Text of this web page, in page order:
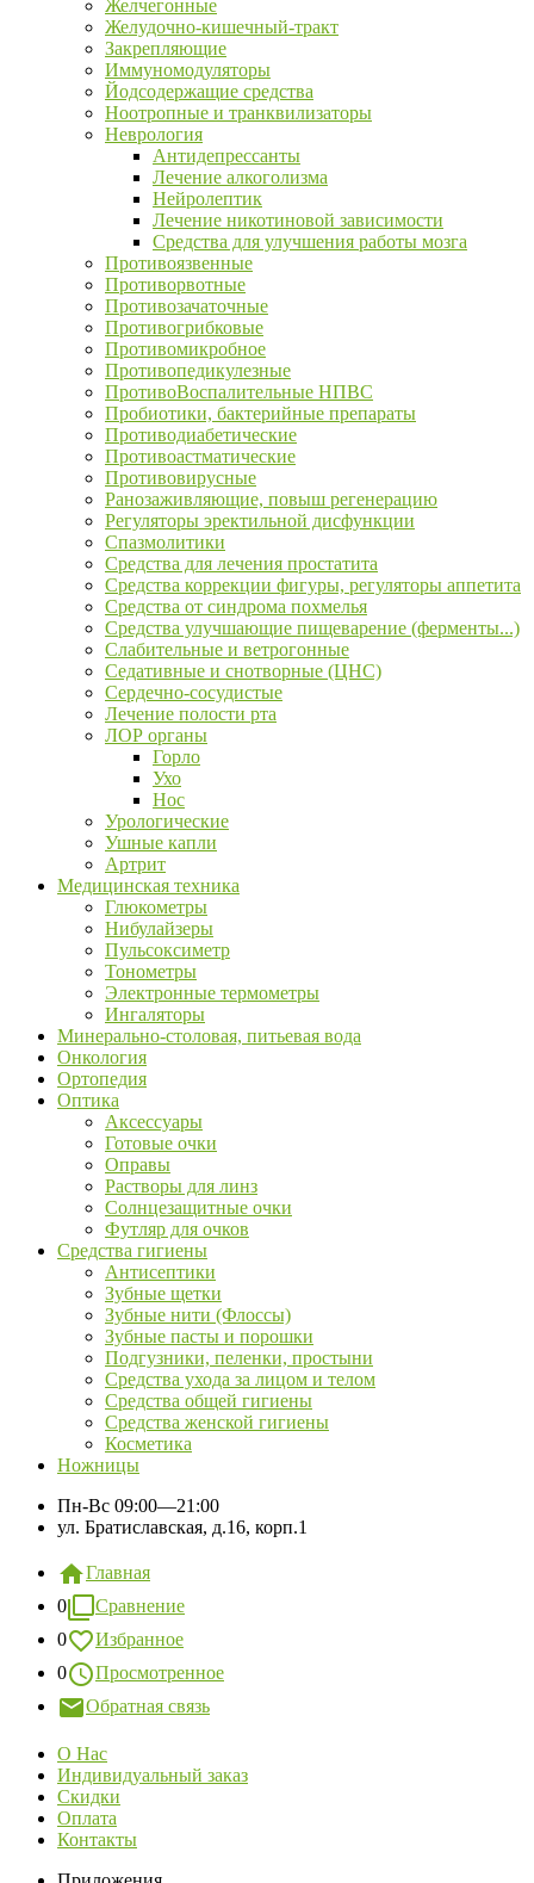
Желчегонные
Желудочно-кишечный-тракт
Закрепляющие
Иммуномодуляторы
Йодсодержащие средства
Ноотропные и транквилизаторы
Неврология
Антидепрессанты
Лечение алкоголизма
Нейролептик
Лечение никотиновой зависимости
Средства для улучшения работы мозга
Противоязвенные
Противорвотные
Противозачаточные
Противогрибковые
Противомикробное
Противопедикулезные
ПротивоВоспалительные НПВС
Пробиотики, бактерийные препараты
Противодиабетические
Противоастматические
Противовирусные
Ранозаживляющие, повыш регенерацию
Регуляторы эректильной дисфункции
Спазмолитики
Средства для лечения простатита
Средства коррекции фигуры, регуляторы аппетита
Средства от синдрома похмелья
Средства улучшающие пищеварение (ферменты...)
Слабительные и ветрогонные
Седативные и снотворные (ЦНС)
Сердечно-сосудистые
Лечение полости рта
ЛОР органы
Горло
Ухо
Нос
Урологические
Ушные капли
Артрит
Медицинская техника
Глюкометры
Нибулайзеры
Пульсоксиметр
Тонометры
Электронные термометры
Ингаляторы
Минерально-столовая, питьевая вода
Онкология
Ортопедия
Оптика
Аксессуары
Готовые очки
Оправы
Растворы для линз
Солнцезащитные очки
Футляр для очков
Средства гигиены
Антисептики
Зубные щетки
Зубные нити (Флоссы)
Зубные пасты и порошки
Подгузники, пеленки, простыни
Средства ухода за лицом и телом
Средства общей гигиены
Средства женской гигиены
Косметика
Ножницы
Пн-Вс 09:00—21:00
ул. Братиславская, д.16, корп.1
Главная
0
Сравнение
0
Избранное
0
Просмотренное
Обратная связь
О Нас
Индивидуальный заказ
Скидки
Оплата
Контакты